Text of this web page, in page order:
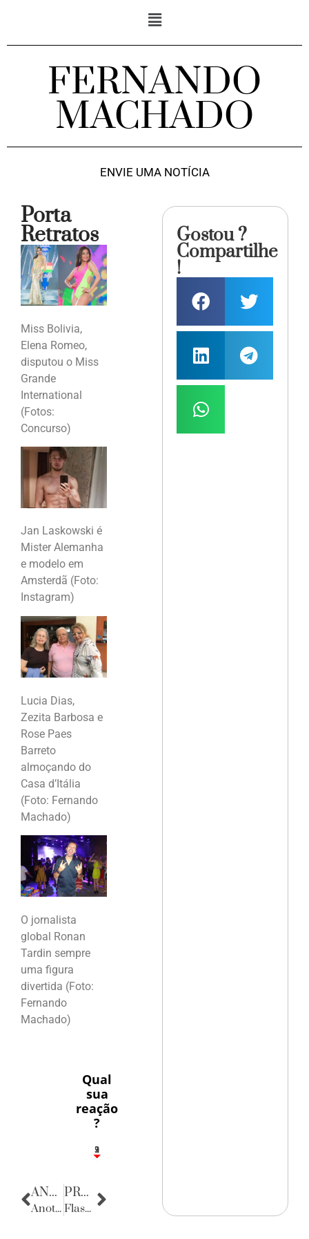
FERNANDO
MACHADO
ENVIE UMA NOTÍCIA
Porta
Retratos
Miss Bolivia,
Elena Romeo,
disputou o Miss
Grande
International
(Fotos:
Concurso)
Jan Laskowski é
Mister Alemanha
e modelo em
Amsterdã (Foto:
Instagram)
Lucia Dias,
Zezita Barbosa e
Rose Paes
Barreto
almoçando do
Casa d’Itália
(Foto: Fernando
Machado)
O jornalista
global Ronan
Tardin sempre
uma figura
divertida (Foto:
Fernando
Machado)
Qual
sua
reação
?
3
1
2
9
ANTERIOR
Anotações do Cotidiano
PRÓXIMA
Flashes
Gostou ?
Compartilhe
!